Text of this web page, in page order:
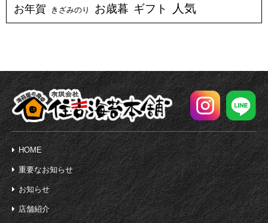
お年賀 きざみのり お歳暮 ギフト 人気
HOME
重要なお知らせ
お知らせ
店舗紹介